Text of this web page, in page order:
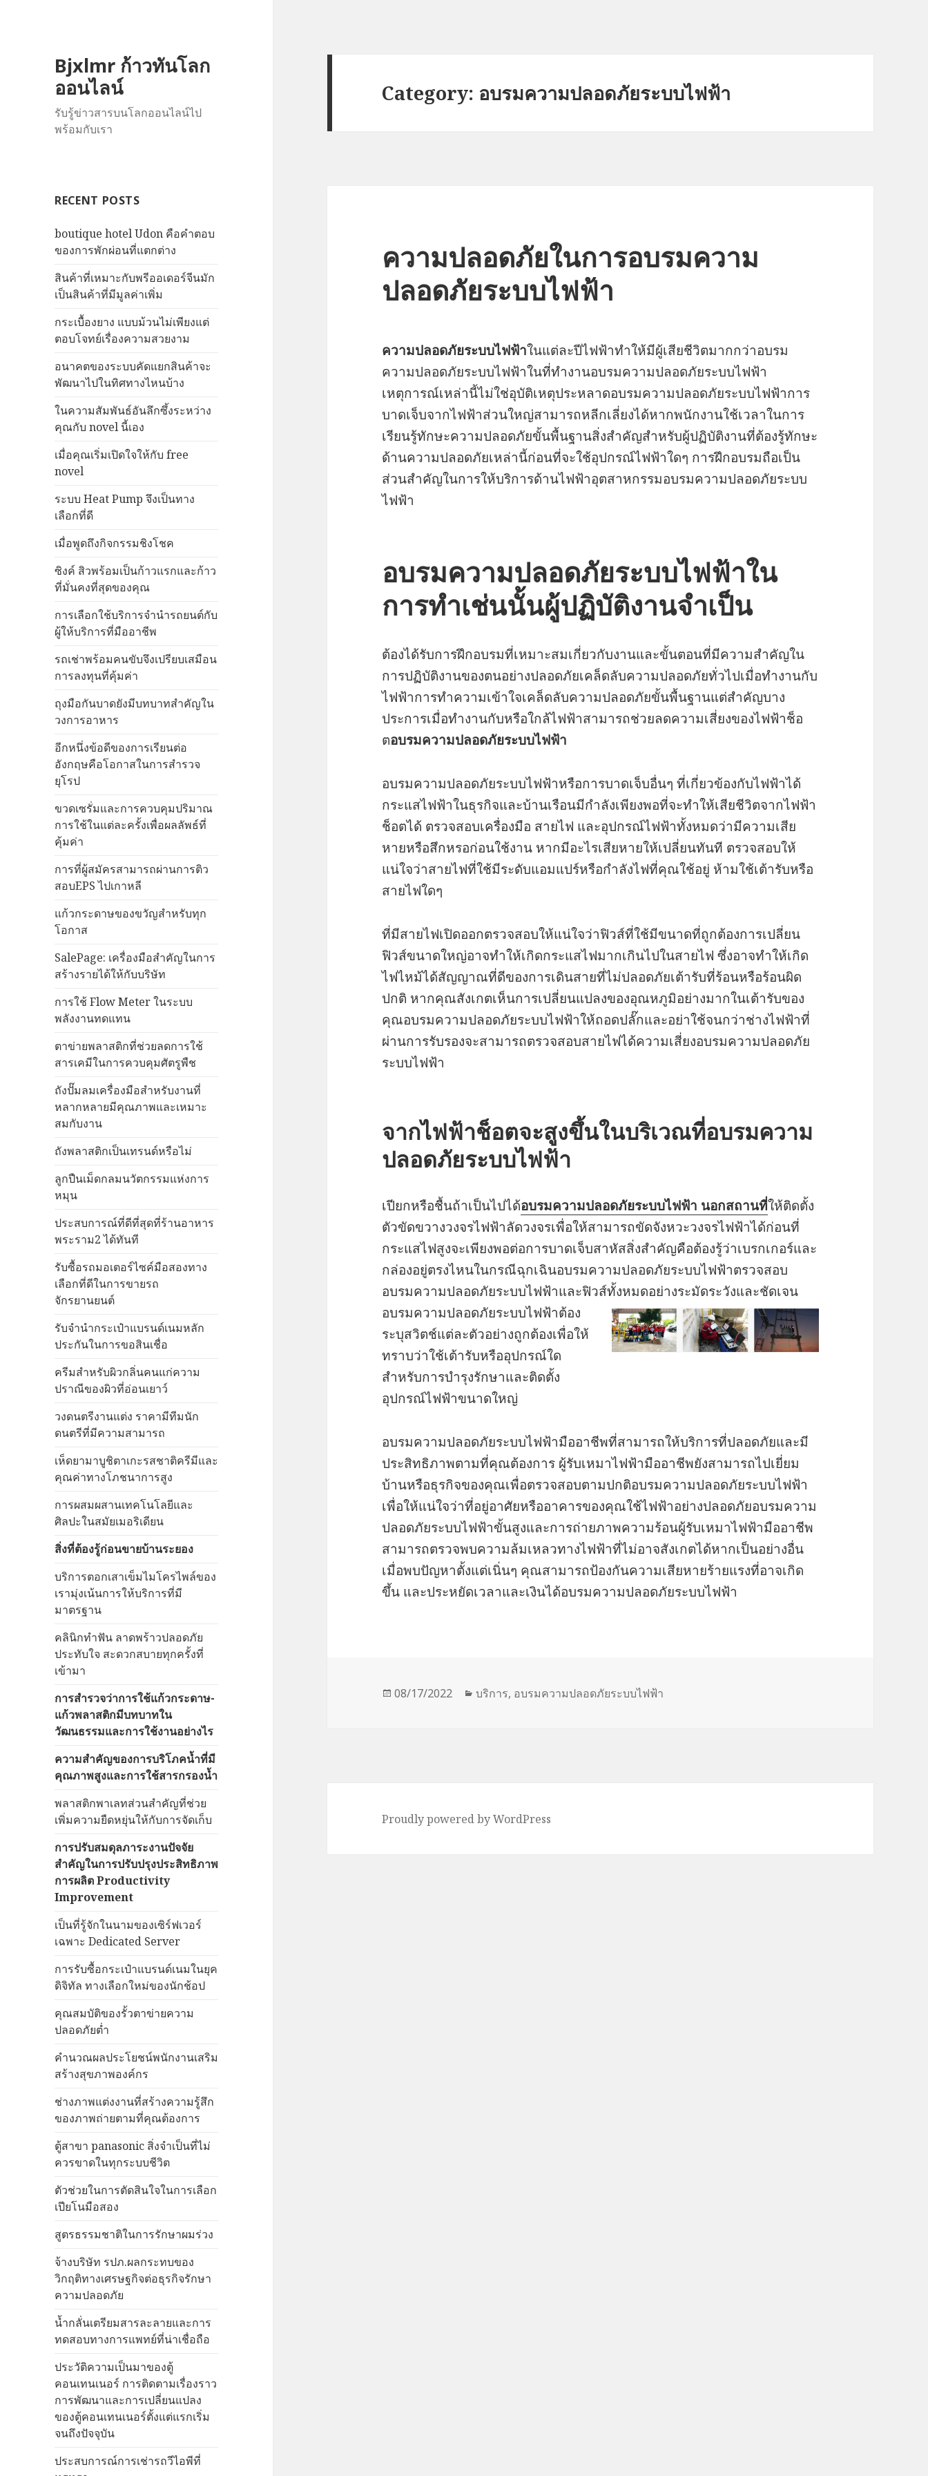
Bjxlmr ก้าวทันโลก
ออนไลน์
รับรู้ข่าวสารบนโลกออนไลน์ไป
พร้อมกับเรา
RECENT POSTS
boutique hotel Udon คือคำตอบ
ของการพักผ่อนที่แตกต่าง
สินค้าที่เหมาะกับพรีออเดอร์จีนมัก
เป็นสินค้าที่มีมูลค่าเพิ่ม
กระเบื้องยาง แบบม้วนไม่เพียงแต่
ตอบโจทย์เรื่องความสวยงาม
อนาคตของระบบคัดแยกสินค้าจะ
พัฒนาไปในทิศทางไหนบ้าง
ในความสัมพันธ์อันลึกซึ้งระหว่าง
คุณกับ novel นี้เอง
เมื่อคุณเริ่มเปิดใจให้กับ free
novel
ระบบ Heat Pump จึงเป็นทาง
เลือกที่ดี
เมื่อพูดถึงกิจกรรมชิงโชค
ซิงค์ สิวพร้อมเป็นก้าวแรกและก้าว
ที่มั่นคงที่สุดของคุณ
การเลือกใช้บริการจำนำรถยนต์กับ
ผู้ให้บริการที่มืออาชีพ
รถเช่าพร้อมคนขับจึงเปรียบเสมือน
การลงทุนที่คุ้มค่า
ถุงมือกันบาดยังมีบทบาทสำคัญใน
วงการอาหาร
อีกหนึ่งข้อดีของการเรียนต่อ
อังกฤษคือโอกาสในการสำรวจ
ยุโรป
ขวดเซรั่มและการควบคุมปริมาณ
การใช้ในแต่ละครั้งเพื่อผลลัพธ์ที่
คุ้มค่า
การที่ผู้สมัครสามารถผ่านการติว
สอบEPS ไปเกาหลี
แก้วกระดาษของขวัญสำหรับทุก
โอกาส
SalePage: เครื่องมือสำคัญในการ
สร้างรายได้ให้กับบริษัท
การใช้ Flow Meter ในระบบ
พลังงานทดแทน
ตาข่ายพลาสติกที่ช่วยลดการใช้
สารเคมีในการควบคุมศัตรูพืช
ถังปั๊มลมเครื่องมือสำหรับงานที่
หลากหลายมีคุณภาพและเหมาะ
สมกับงาน
ถังพลาสติกเป็นเทรนด์หรือไม่
ลูกปืนเม็ดกลมนวัตกรรมแห่งการ
หมุน
ประสบการณ์ที่ดีที่สุดที่ร้านอาหาร
พระราม2 ได้ทันที
รับซื้อรถมอเตอร์ไซค์มือสองทาง
เลือกที่ดีในการขายรถ
จักรยานยนต์
รับจำนำกระเป๋าแบรนด์เนมหลัก
ประกันในการขอสินเชื่อ
ครีมสำหรับผิวกลิ่นคนแก่ความ
ปราณีของผิวที่อ่อนเยาว์
วงดนตรีงานแต่ง ราคามีทีมนัก
ดนตรีที่มีความสามารถ
เห็ดยามาบูชิตาเกะรสชาติครีมีและ
คุณค่าทางโภชนาการสูง
การผสมผสานเทคโนโลยีและ
ศิลปะในสมัยเมอริเดียน
สิ่งที่ต้องรู้ก่อนขายบ้านระยอง
บริการตอกเสาเข็มไมโครไพล์ของ
เรามุ่งเน้นการให้บริการที่มี
มาตรฐาน
คลินิกทำฟัน ลาดพร้าวปลอดภัย
ประทับใจ สะดวกสบายทุกครั้งที่
เข้ามา
การสำรวจว่าการใช้แก้วกระดาษ-
แก้วพลาสติกมีบทบาทใน
วัฒนธรรมและการใช้งานอย่างไร
ความสำคัญของการบริโภคน้ำที่มี
คุณภาพสูงและการใช้สารกรองน้ำ
พลาสติกพาเลทส่วนสำคัญที่ช่วย
เพิ่มความยืดหยุ่นให้กับการจัดเก็บ
การปรับสมดุลภาระงานปัจจัย
สำคัญในการปรับปรุงประสิทธิภาพ
การผลิต Productivity
Improvement
เป็นที่รู้จักในนามของเซิร์ฟเวอร์
เฉพาะ Dedicated Server
การรับซื้อกระเป๋าแบรนด์เนมในยุค
ดิจิทัล ทางเลือกใหม่ของนักช้อป
คุณสมบัติของรั้วตาข่ายความ
ปลอดภัยต่ำ
คำนวณผลประโยชน์พนักงานเสริม
สร้างสุขภาพองค์กร
ช่างภาพแต่งงานที่สร้างความรู้สึก
ของภาพถ่ายตามที่คุณต้องการ
ตู้สาขา panasonic สิ่งจำเป็นที่ไม่
ควรขาดในทุกระบบชีวิต
ตัวช่วยในการตัดสินใจในการเลือก
เปียโนมือสอง
สูตรธรรมชาติในการรักษาผมร่วง
จ้างบริษัท รปภ.ผลกระทบของ
วิกฤติทางเศรษฐกิจต่อธุรกิจรักษา
ความปลอดภัย
น้ำกลั่นเตรียมสารละลายและการ
ทดสอบทางการแพทย์ที่น่าเชื่อถือ
ประวัติความเป็นมาของตู้
คอนเทนเนอร์ การติดตามเรื่องราว
การพัฒนาและการเปลี่ยนแปลง
ของตู้คอนเทนเนอร์ตั้งแต่แรกเริ่ม
จนถึงปัจจุบัน
ประสบการณ์การเช่ารถวีไอพีที่
Category: อบรมความปลอดภัยระบบไฟฟ้า
ความปลอดภัยในการอบรมความ
ปลอดภัยระบบไฟฟ้า
ความปลอดภัยระบบไฟฟ้าในแต่ละปีไฟฟ้าทำให้มีผู้เสียชีวิตมากกว่าอบรม
ความปลอดภัยระบบไฟฟ้าในที่ทำงานอบรมความปลอดภัยระบบไฟฟ้า
เหตุการณ์เหล่านี้ไม่ใช่อุบัติเหตุประหลาดอบรมความปลอดภัยระบบไฟฟ้าการ
บาดเจ็บจากไฟฟ้าส่วนใหญ่สามารถหลีกเลี่ยงได้หากพนักงานใช้เวลาในการ
เรียนรู้ทักษะความปลอดภัยขั้นพื้นฐานสิ่งสำคัญสำหรับผู้ปฏิบัติงานที่ต้องรู้ทักษะ
ด้านความปลอดภัยเหล่านี้ก่อนที่จะใช้อุปกรณ์ไฟฟ้าใดๆ การฝึกอบรมถือเป็น
ส่วนสำคัญในการให้บริการด้านไฟฟ้าอุตสาหกรรมอบรมความปลอดภัยระบบ
ไฟฟ้า
อบรมความปลอดภัยระบบไฟฟ้าใน
การทำเช่นนั้นผู้ปฏิบัติงานจำเป็น
ต้องได้รับการฝึกอบรมที่เหมาะสมเกี่ยวกับงานและขั้นตอนที่มีความสำคัญใน
การปฏิบัติงานของตนอย่างปลอดภัยเคล็ดลับความปลอดภัยทั่วไปเมื่อทำงานกับ
ไฟฟ้าการทำความเข้าใจเคล็ดลับความปลอดภัยขั้นพื้นฐานแต่สำคัญบาง
ประการเมื่อทำงานกับหรือใกล้ไฟฟ้าสามารถช่วยลดความเสี่ยงของไฟฟ้าช็อ
ตอบรมความปลอดภัยระบบไฟฟ้า
อบรมความปลอดภัยระบบไฟฟ้าหรือการบาดเจ็บอื่นๆ ที่เกี่ยวข้องกับไฟฟ้าได้
กระแสไฟฟ้าในธุรกิจและบ้านเรือนมีกำลังเพียงพอที่จะทำให้เสียชีวิตจากไฟฟ้า
ช็อตได้ ตรวจสอบเครื่องมือ สายไฟ และอุปกรณ์ไฟฟ้าทั้งหมดว่ามีความเสีย
หายหรือสึกหรอก่อนใช้งาน หากมีอะไรเสียหายให้เปลี่ยนทันที ตรวจสอบให้
แน่ใจว่าสายไฟที่ใช้มีระดับแอมแปร์หรือกำลังไฟที่คุณใช้อยู่ ห้ามใช้เต้ารับหรือ
สายไฟใดๆ
ที่มีสายไฟเปิดออกตรวจสอบให้แน่ใจว่าฟิวส์ที่ใช้มีขนาดที่ถูกต้องการเปลี่ยน
ฟิวส์ขนาดใหญ่อาจทำให้เกิดกระแสไฟมากเกินไปในสายไฟ ซึ่งอาจทำให้เกิด
ไฟไหม้ได้สัญญาณที่ดีของการเดินสายที่ไม่ปลอดภัยเต้ารับที่ร้อนหรือร้อนผิด
ปกติ หากคุณสังเกตเห็นการเปลี่ยนแปลงของอุณหภูมิอย่างมากในเต้ารับของ
คุณอบรมความปลอดภัยระบบไฟฟ้าให้ถอดปลั๊กและอย่าใช้จนกว่าช่างไฟฟ้าที่
ผ่านการรับรองจะสามารถตรวจสอบสายไฟได้ความเสี่ยงอบรมความปลอดภัย
ระบบไฟฟ้า
จากไฟฟ้าช็อตจะสูงขึ้นในบริเวณที่อบรมความ
ปลอดภัยระบบไฟฟ้า
เปียกหรือชื้นถ้าเป็นไปได้อบรมความปลอดภัยระบบไฟฟ้า นอกสถานที่ให้ติดตั้ง
ตัวขัดขวางวงจรไฟฟ้าลัดวงจรเพื่อให้สามารถขัดจังหวะวงจรไฟฟ้าได้ก่อนที่
กระแสไฟสูงจะเพียงพอต่อการบาดเจ็บสาหัสสิ่งสำคัญคือต้องรู้ว่าเบรกเกอร์และ
กล่องอยู่ตรงไหนในกรณีฉุกเฉินอบรมความปลอดภัยระบบไฟฟ้าตรวจสอบ
อบรมความปลอดภัยระบบไฟฟ้าและฟิวส์ทั้งหมดอย่างระมัดระวังและชัดเจน
อบรมความปลอดภัยระบบไฟฟ้าต้อง
ระบุสวิตช์แต่ละตัวอย่างถูกต้องเพื่อให้
ทราบว่าใช้เต้ารับหรืออุปกรณ์ใด
สำหรับการบำรุงรักษาและติดตั้ง
อุปกรณ์ไฟฟ้าขนาดใหญ่
อบรมความปลอดภัยระบบไฟฟ้ามืออาชีพที่สามารถให้บริการที่ปลอดภัยและมี
ประสิทธิภาพตามที่คุณต้องการ ผู้รับเหมาไฟฟ้ามืออาชีพยังสามารถไปเยี่ยม
บ้านหรือธุรกิจของคุณเพื่อตรวจสอบตามปกติอบรมความปลอดภัยระบบไฟฟ้า
เพื่อให้แน่ใจว่าที่อยู่อาศัยหรืออาคารของคุณใช้ไฟฟ้าอย่างปลอดภัยอบรมความ
ปลอดภัยระบบไฟฟ้าขั้นสูงและการถ่ายภาพความร้อนผู้รับเหมาไฟฟ้ามืออาชีพ
สามารถตรวจพบความล้มเหลวทางไฟฟ้าที่ไม่อาจสังเกตได้หากเป็นอย่างอื่น
เมื่อพบปัญหาตั้งแต่เนิ่นๆ คุณสามารถป้องกันความเสียหายร้ายแรงที่อาจเกิด
ขึ้น และประหยัดเวลาและเงินได้อบรมความปลอดภัยระบบไฟฟ้า
Posted
08/17/2022 Categories
บริการ, อบรมความปลอดภัยระบบไฟฟ้า
Proudly powered by WordPress